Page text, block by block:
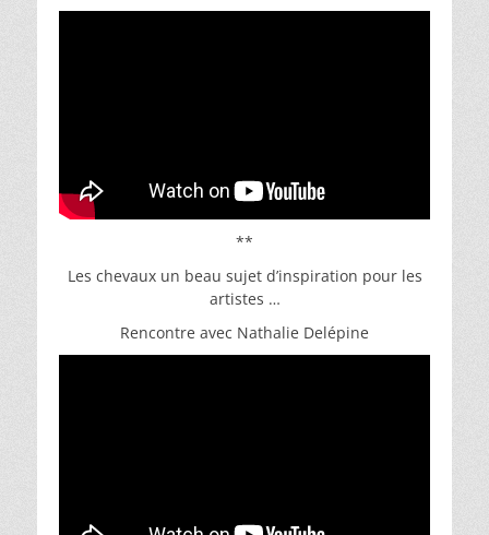
**
Les chevaux un beau sujet d’inspiration pour les
artistes …
Rencontre avec Nathalie Delépine